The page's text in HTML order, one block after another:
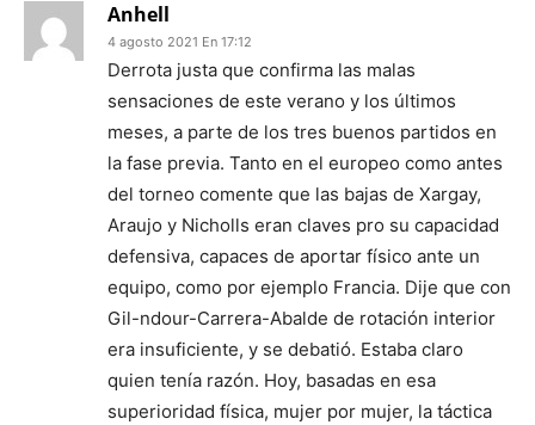
Anhell
4 agosto 2021 En 17:12
Derrota justa que confirma las malas
sensaciones de este verano y los últimos
meses, a parte de los tres buenos partidos en
la fase previa. Tanto en el europeo como antes
del torneo comente que las bajas de Xargay,
Araujo y Nicholls eran claves pro su capacidad
defensiva, capaces de aportar físico ante un
equipo, como por ejemplo Francia. Dije que con
Gil-ndour-Carrera-Abalde de rotación interior
era insuficiente, y se debatió. Estaba claro
quien tenía razón. Hoy, basadas en esa
superioridad física, mujer por mujer, la táctica